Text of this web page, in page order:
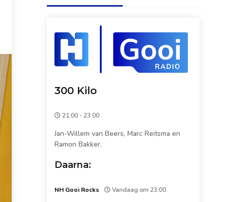
300 Kilo
21:00 - 23:00
Jan-Willem van Beers, Marc Reitsma en
Ramon Bakker.
Daarna:
NH Gooi Rocks Vandaag om 23:00.